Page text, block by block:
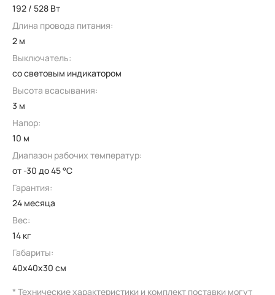
192 / 528 Вт
Длина провода питания:
2 м
Выключатель:
со световым индикатором
Высота всасывания:
3 м
Напор:
10 м
Диапазон рабочих температур:
от -30 до 45 °C
Гарантия:
24 месяца
Вес:
14 кг
Габариты:
40x40x30 см
* Технические характеристики и комплект поставки могут